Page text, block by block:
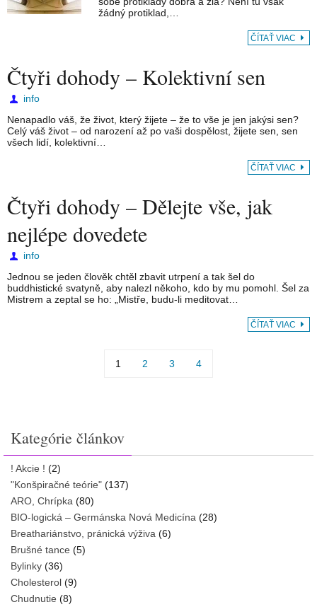
žádný protiklad,…
ČÍTAŤ VIAC
Čtyři dohody – Kolektivní sen
info
Nenapadlo váš, že život, který žijete – že to vše je jen jakýsi sen?
Celý váš život – od narození až po vaši dospělost, žijete sen, sen
všech lidí, kolektivní…
ČÍTAŤ VIAC
Čtyři dohody – Dělejte vše, jak
nejlépe dovedete
info
Jednou se jeden člověk chtěl zbavit utrpení a tak šel do
buddhistické svatyně, aby nalezl někoho, kdo by mu pomohl. Šel za
Mistrem a zeptal se ho: „Mistře, budu-li meditovat…
ČÍTAŤ VIAC
1 2 3 4
Kategórie článkov
! Akcie ! (2)
"Konšpiračné teórie" (137)
ARO, Chrípka (80)
BIO-logická – Germánska Nová Medicína (28)
Breathariánstvo, pránická výživa (6)
Brušné tance (5)
Bylinky (36)
Cholesterol (9)
Chudnutie (8)